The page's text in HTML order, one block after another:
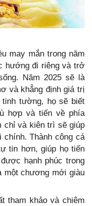
may mắn trong năm
hướng đi riêng và trở
Năm 2025 sẽ là
và khẳng định giá trị
tường, họ sẽ biết
hợp và tiến về phía
chỉ và kiên trì sẽ giúp
chính. Thành công cá
tin hơn, giúp họ tiến
hạnh phúc trong
một chương mới giàu
tham khảo và chiêm